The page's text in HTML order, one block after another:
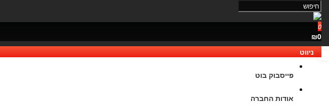
0
₪0
ניווט
פייסבוק בוט
אודות החברה
נגישות